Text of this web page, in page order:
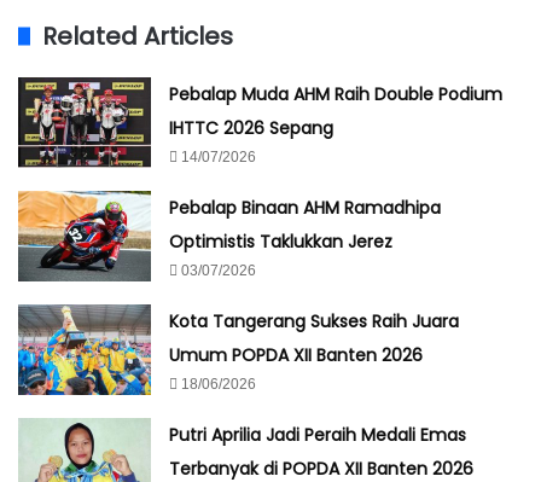
Related Articles
Pebalap Muda AHM Raih Double Podium
IHTTC 2026 Sepang
14/07/2026
Pebalap Binaan AHM Ramadhipa
Optimistis Taklukkan Jerez
03/07/2026
Kota Tangerang Sukses Raih Juara
Umum POPDA XII Banten 2026
18/06/2026
Putri Aprilia Jadi Peraih Medali Emas
Terbanyak di POPDA XII Banten 2026